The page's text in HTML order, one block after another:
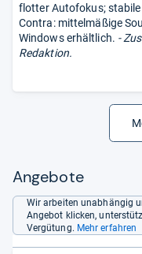
flotter Autofokus;
Contra: mittelmäßige
Windows erhältlich. -
Redaktion.
Angebote
Wir arbeiten unabhängig
Angebot klicken,
Vergütung. Mehr erfahren